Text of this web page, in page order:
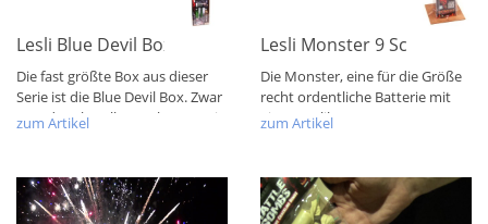
Lesli Blue Devil Box XXL
Die fast größte Box aus dieser
Serie ist die Blue Devil Box. Zwar
sagt der Aktuelle Katalog, es sei...
zum Artikel
Lesli Monster 9 Schuss
Die Monster, eine für die Größe
recht ordentliche Batterie mit
einem Kaliber von 20mm. Der
zum Artikel